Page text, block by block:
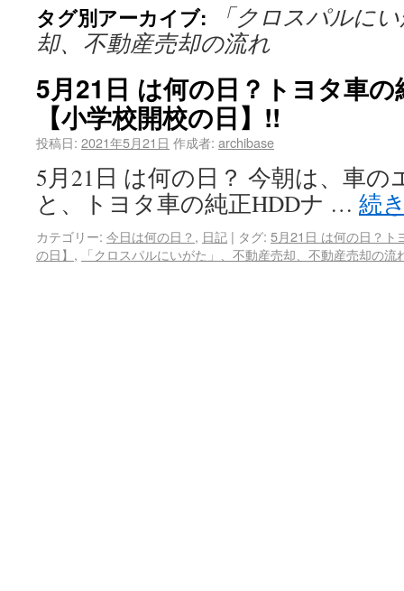
タグ別アーカイブ:
「クロスパルに
却、不動産売却の流れ
5月21日 は何の日？トヨタ車
【小学校開校の日】!!
投稿日: 2021年5月21日 作成者: archibase
5月21日 は何の日？ 今朝は、車
と、トヨタ車の純正HDDナ … 続
カテゴリー: 今日は何の日？ , 日記 | タグ: 5月21日 は何の日？ト
の日】 , 「クロスパルにいがた」、不動産売却、不動産売却の流